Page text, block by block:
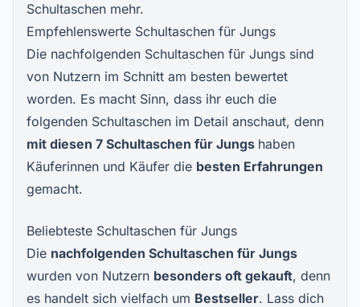
Schultaschen mehr.
Empfehlenswerte Schultaschen für Jungs
Die nachfolgenden Schultaschen für Jungs sind
von Nutzern im Schnitt am besten bewertet
worden. Es macht Sinn, dass ihr euch die
folgenden Schultaschen im Detail anschaut, denn
mit diesen 7 Schultaschen für Jungs haben
Käuferinnen und Käufer die besten Erfahrungen
gemacht.
Beliebteste Schultaschen für Jungs
Die nachfolgenden Schultaschen für Jungs
wurden von Nutzern besonders oft gekauft, denn
es handelt sich vielfach um Bestseller. Lass dich